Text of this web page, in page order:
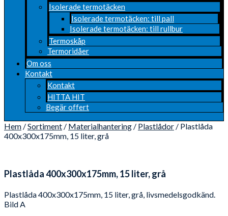
Isolerade termotäcken
Isolerade termotäcken: till pall
Isolerade termotäcken: till rullbur
Termoskåp
Termoridåer
Om oss
Kontakt
Kontakt
HITTA HIT
Begär offert
Hem /Sortiment / Materialhantering / Plastlådor / Plastlåda
400x300x175mm, 15 liter, grå
Plastlåda 400x300x175mm, 15 liter, grå
Plastlåda 400x300x175mm, 15 liter, grå, livsmedelsgodkänd.
Bild A